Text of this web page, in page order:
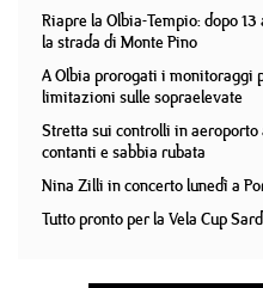
Riapre la Olbia-Tempio: dopo
la strada di Monte Pino
A Olbia prorogati i monitoraggi
limitazioni sulle sopraelevate
Stretta sui controlli in
contanti e sabbia rubata
Nina Zilli in concerto lunedì a
Tutto pronto per la Vela Cup